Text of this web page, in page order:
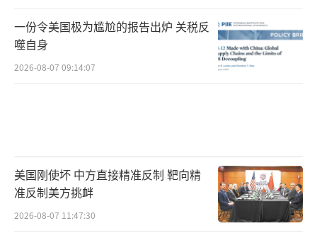
一份令美国极为尴尬的报告出炉 关税反
噬自身
2026-08-07 09:14:07
美国刚使坏 中方直接精准反制 靶向精
准反制美方挑衅
2026-08-07 11:47:30